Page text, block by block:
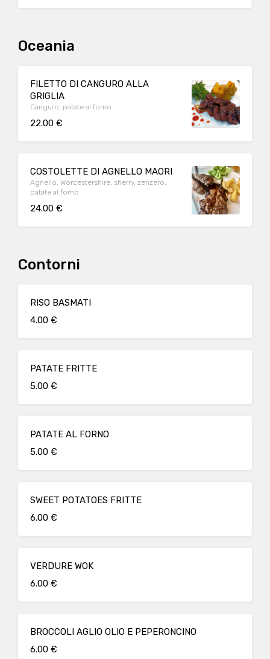
Oceania
FILETTO DI CANGURO ALLA
GRIGLIA
Canguro, patate al forno
22.00 €
COSTOLETTE DI AGNELLO MAORI
Agnello, Worcestershire, sherry, zenzero,
patate al forno
24.00 €
Contorni
RISO BASMATI
4.00 €
PATATE FRITTE
5.00 €
PATATE AL FORNO
5.00 €
SWEET POTATOES FRITTE
6.00 €
VERDURE WOK
6.00 €
BROCCOLI AGLIO OLIO E PEPERONCINO
6.00 €